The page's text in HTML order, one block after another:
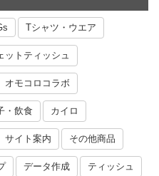
Tシャツ・ウエア
ットティッシュ
オモコロコラボ
・飲食 カイロ
サイト案内 その他商品
データ作成 ティッシュ